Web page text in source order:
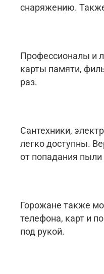
снаряжению.
Профессионалы и
карты памяти,
раз.
Сантехники,
легко доступны.
от попадания пыли
Горожане также
телефона, карт и
под рукой.